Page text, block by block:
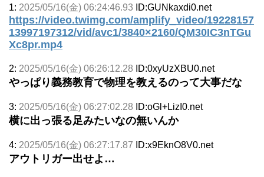
1: 2025/05/16(金) 06:24:46.93 ID:GUNkaxdi0.net
https://video.twimg.com/amplify_video/19228157
13997197312/vid/avc1/3840×2160/QM30IC3nTGu
Xc8pr.mp4
2: 2025/05/16(金) 06:26:12.28 ID:0xyUzXBU0.net
やっぱり義務教育で物理を教えるのって大事だな
3: 2025/05/16(金) 06:27:02.28 ID:oGl+LizI0.net
横に出っ張る足みたいなの無いんか
4: 2025/05/16(金) 06:27:17.87 ID:x9EknO8V0.net
アウトリガー出せよ…